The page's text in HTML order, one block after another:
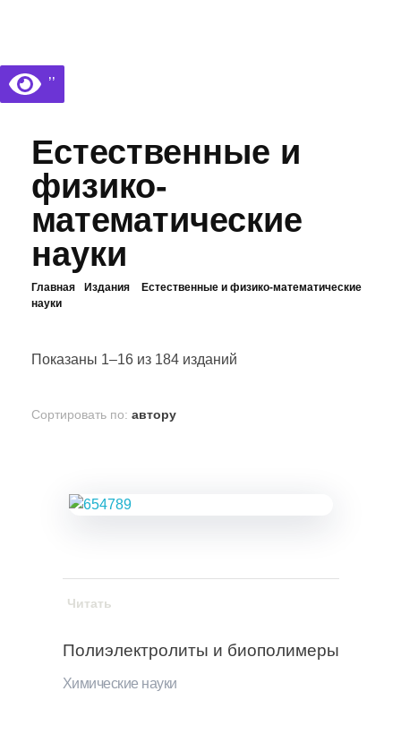
’’
Главная Издания
Естественные и физико-математические
науки
Естественные и
физико-
математические
науки
Показаны 1–16 из 184 изданий
Сортировать по: автору
Полиэлектролиты и биополимеры
Химические науки
Читать